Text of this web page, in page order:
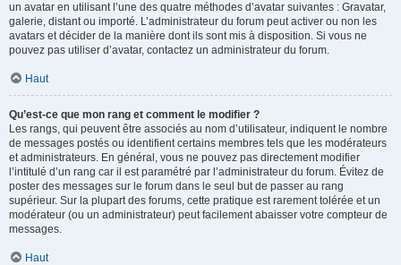
un avatar en utilisant l’une des quatre méthodes d’avatar suivantes : Gravatar,
galerie, distant ou importé. L’administrateur du forum peut activer ou non les
avatars et décider de la manière dont ils sont mis à disposition. Si vous ne
pouvez pas utiliser d’avatar, contactez un administrateur du forum.
Haut
Qu’est-ce que mon rang et comment le modifier ?
Les rangs, qui peuvent être associés au nom d’utilisateur, indiquent le nombre
de messages postés ou identifient certains membres tels que les modérateurs
et administrateurs. En général, vous ne pouvez pas directement modifier
l’intitulé d’un rang car il est paramétré par l’administrateur du forum. Évitez de
poster des messages sur le forum dans le seul but de passer au rang
supérieur. Sur la plupart des forums, cette pratique est rarement tolérée et un
modérateur (ou un administrateur) peut facilement abaisser votre compteur de
messages.
Haut